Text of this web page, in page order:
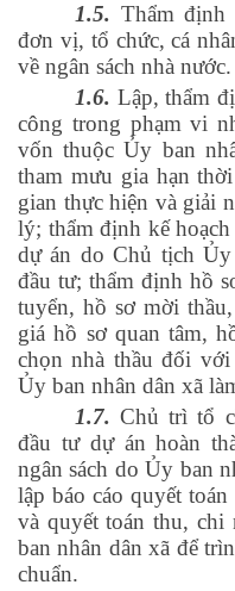
1.5. Thẩm định
đơn vị, tổ chức, cá
về ngân sách nhà nước.
1.6. Lập, thẩm
công trong phạm vi
vốn thuộc Ủy ban
tham mưu gia hạn
gian thực hiện và giải
lý; thẩm định kế
dự án do Chủ tịch
đầu tư; thẩm định hồ
tuyển, hồ sơ mời
giá hồ sơ quan tâm,
chọn nhà thầu đối
Ủy ban nhân dân xã
1.7. Chủ trì tổ
đầu tư dự án hoàn
ngân sách do Ủy ban
lập báo cáo quyết
và quyết toán thu, chi
ban nhân dân xã để
chuẩn.